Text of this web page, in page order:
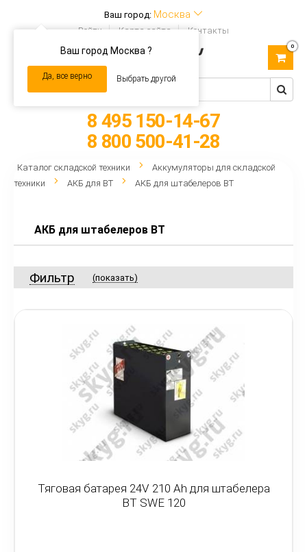
Ваш город: Москва
Ваш город Москва ?
Да, все верно Выбрать другой
Войти Карта сайта Контакты
navigation
0
8 495 150-14-67
8 800 500-41-28
Каталог складской техники
Аккумуляторы для складской
техники
АКБ для BT АКБ для штабелеров BT
АКБ для штабелеров BT
Фильтр (показать)
Тяговая батарея 24V 210 Ah для штабелера
BT SWE 120